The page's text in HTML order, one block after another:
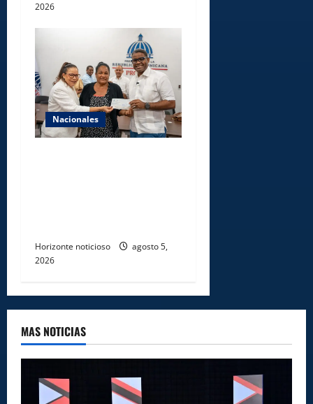
2026
Nacionales
Horizonte noticioso
agosto 5,
2026
MAS NOTICIAS